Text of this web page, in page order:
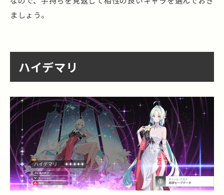
ましょう。
ハイデマリ